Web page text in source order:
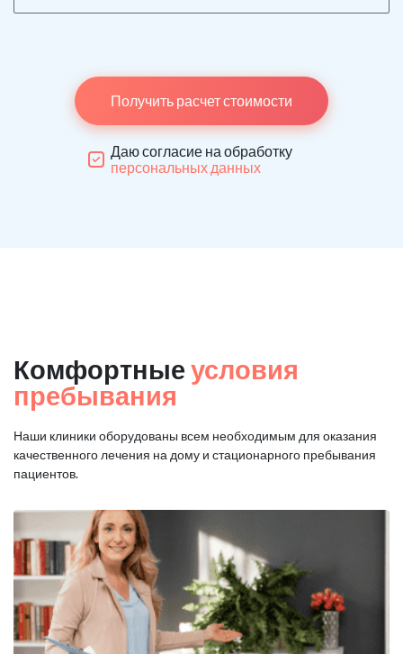
Получить расчет стоимости
Даю согласие на обработку
персональных данных
Комфортные условия
пребывания
Наши клиники оборудованы всем необходимым для оказания
качественного лечения на дому и стационарного пребывания
пациентов.